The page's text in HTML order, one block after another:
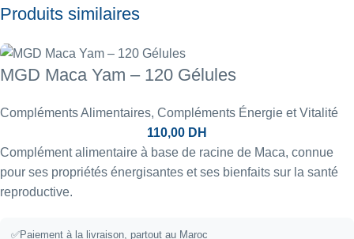
Produits similaires
MGD Maca Yam – 120 Gélules
Compléments Alimentaires, Compléments Énergie et Vitalité
110,00 DH
Complément alimentaire à base de racine de Maca, connue
pour ses propriétés énergisantes et ses bienfaits sur la santé
reproductive.
✅Paiement à la livraison, partout au Maroc